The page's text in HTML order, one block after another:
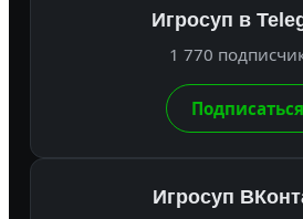
Игросуп в
1 770
Подписаться
Игросуп